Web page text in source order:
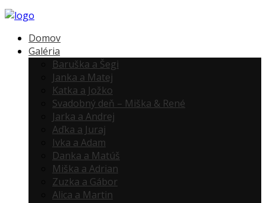
Domov
Galéria
Baruška a Šegi
Janka a Matej
Katka a Jožko
Svadobný deň – Miška & René
Jarka a Andrej
Aďka a Juraj
Ivka a Adam
Danka a Matúš
Miška a Adrian
Zuzka a Gábor
Alica a Martin